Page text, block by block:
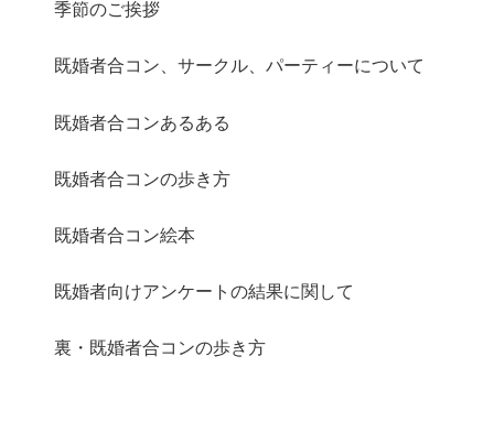
季節のご挨拶
既婚者合コン、サークル、パーティーについて
既婚者合コンあるある
既婚者合コンの歩き方
既婚者合コン絵本
既婚者向けアンケートの結果に関して
裏・既婚者合コンの歩き方